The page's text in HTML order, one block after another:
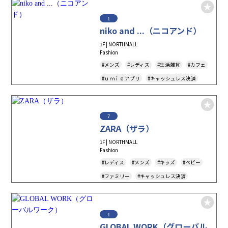
1
niko and ...（ニコアンド）
1F | NORTHMALL
Fashion
#メンズ
#レディス #生活雑貨
#カフェ
#ｕｍｉｅアプリ
#キャッシュレス決済
7
ZARA（ザラ）
1F | NORTHMALL
Fashion
#レディス
#メンズ #キッズ
#ベビー
#ファミリー
#キャッシュレス決済
1